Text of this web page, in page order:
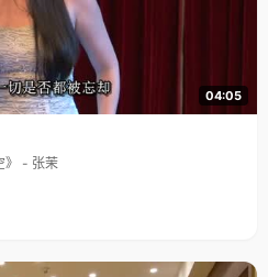
04:05
》 - 张茉